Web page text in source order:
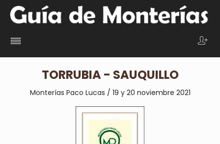
TORRUBIA - SAUQUILLO
Monterías Paco Lucas / 19 y 20 noviembre 2021